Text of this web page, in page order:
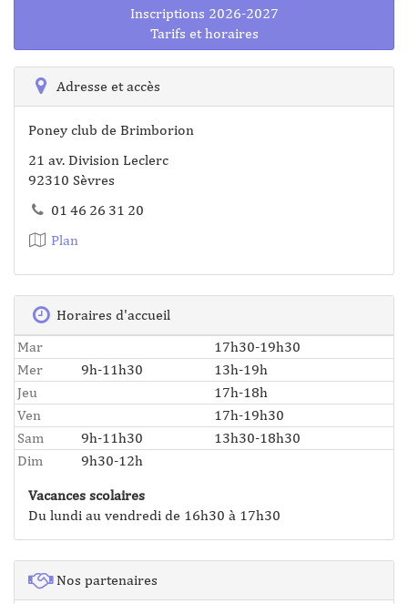
Inscriptions 2026-2027
Tarifs et horaires
Adresse et accès
Poney club de Brimborion
21 av. Division Leclerc
92310 Sèvres
01 46 26 31 20
Plan
Horaires d'accueil
Mar
17h30-19h30
Mer
9h-11h30
13h-19h
Jeu
17h-18h
Ven
17h-19h30
Sam
9h-11h30
13h30-18h30
Dim
9h30-12h
Vacances scolaires
Du lundi au vendredi de 16h30 à 17h30
Nos partenaires